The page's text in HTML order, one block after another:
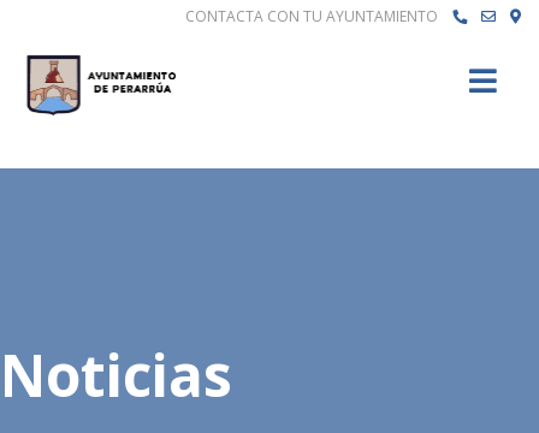
CONTACTA CON TU AYUNTAMIENTO
Noticias